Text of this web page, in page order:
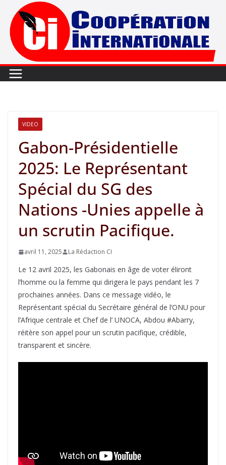
Passer
contenu
VIDEO
Gabon-Présidentielle
2025: Le Représentant
Spécial du SG des
Nations -Unies appelle à
un scrutin Pacifique.
avril 11, 2025 La Rédaction CI
Le 12 avril 2025, les Gabonais en âge de voter éliront
l’homme ou la femme qui dirigera le pays pendant les 7
prochaines années. Dans ce message vidéo, le
Représentant spécial du Secrétaire général de l’ONU pour
l’Afrique centrale et Chef de l’ UNOCA, Abdou #Abarry,
réitère son appel pour un scrutin pacifique, crédible,
transparent et sincère.